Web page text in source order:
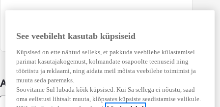
Ei
Auto üksikasjad
See veebileht kasutab küpsiseid
Küpsised on ette nähtud selleks, et pakkuda veebilehe külastamisel
parimat kasutajakogemust, kolmandate osapoolte teenuseid ning
tööriistu ja reklaami, ning aidata meil mõista veebilehe toimimist ja
muuta seda paremaks.
Soovitame Sul lubada kõik küpsised. Kui Sa sellega ei nõustu, saad
oma eelistusi lihtsalt muuta, klõpsates küpsiste seadistamise valikule.